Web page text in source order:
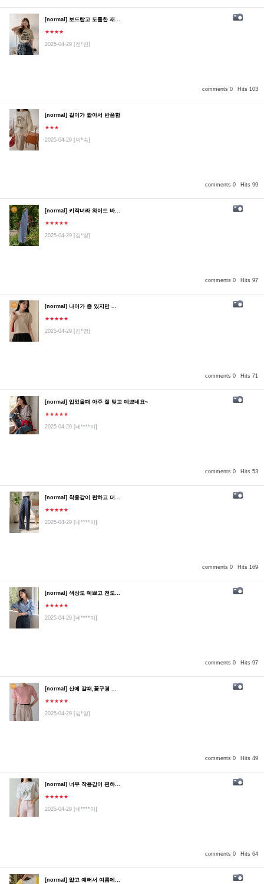
comments 0 Hits 103
[normal] 보드랍고 도톰한 재...
★★★★
2025-04-29 [전*진]
comments 0 Hits 99
[normal] 길이가 짧아서 반품함
★★★
2025-04-29 [박*숙]
comments 0 Hits 97
[normal] 키작녀라 와이드 바...
★★★★★
2025-04-29 [김*영]
comments 0 Hits 71
[normal] 나이가 좀 있지만 ...
★★★★★
2025-04-29 [김*영]
comments 0 Hits 53
[normal] 입었을때 아주 잘 맞고 예쁘네요~
★★★★★
2025-04-29 [네****이]
comments 0 Hits 169
[normal] 착용감이 편하고 더...
★★★★★
2025-04-29 [네****이]
comments 0 Hits 97
[normal] 색상도 예쁘고 천도...
★★★★★
2025-04-29 [네****이]
comments 0 Hits 49
[normal] 산에 갈때,꽃구경 ...
★★★★★
2025-04-29 [김*영]
comments 0 Hits 64
[normal] 너무 착용감이 편하...
★★★★★
2025-04-29 [네****이]
[normal] 얇고 예뻐서 여름에...